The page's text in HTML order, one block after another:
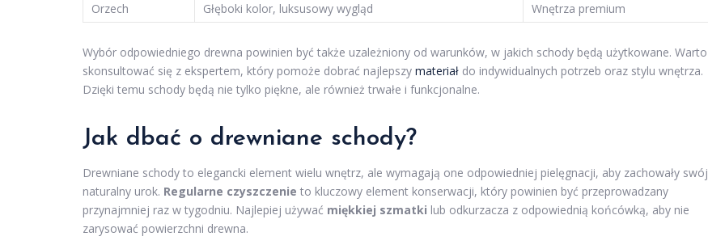
Orzech
Głęboki kolor, luksusowy wygląd Wnętrza premium
Wybór odpowiedniego drewna powinien być także uzależniony od warunków, w jakich schody będą użytkowane. Warto
skonsultować się z ekspertem, który pomoże dobrać najlepszy materiał do indywidualnych potrzeb oraz stylu wnętrza.
Dzięki temu schody będą nie tylko piękne, ale również trwałe i funkcjonalne.
Jak dbać o drewniane schody?
Drewniane schody to elegancki element wielu wnętrz, ale wymagają one odpowiedniej pielęgnacji, aby zachowały swój
naturalny urok. Regularne czyszczenie to kluczowy element konserwacji, który powinien być przeprowadzany
przynajmniej raz w tygodniu. Najlepiej używać miękkiej szmatki lub odkurzacza z odpowiednią końcówką, aby nie
zarysować powierzchni drewna.